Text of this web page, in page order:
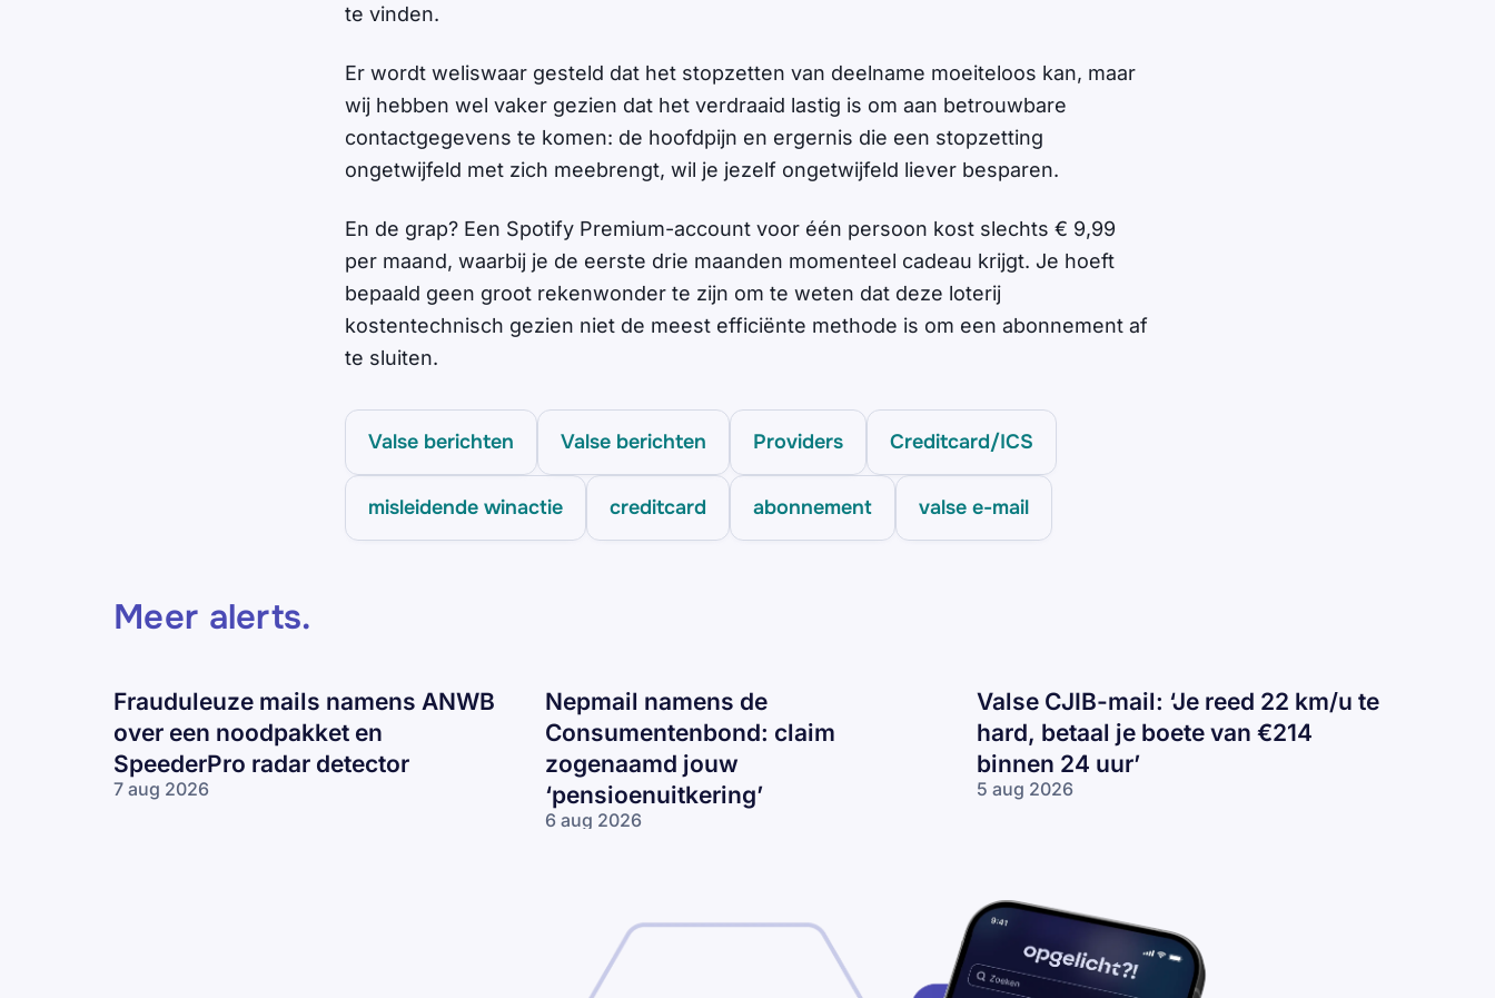
te vinden.
Er wordt weliswaar gesteld dat het stopzetten van deelname moeiteloos kan, maar
wij hebben wel vaker gezien dat het verdraaid lastig is om aan betrouwbare
contactgegevens te komen: de hoofdpijn en ergernis die een stopzetting
ongetwijfeld met zich meebrengt, wil je jezelf ongetwijfeld liever besparen.
En de grap? Een Spotify Premium-account voor één persoon kost slechts € 9,99
per maand, waarbij je de eerste drie maanden momenteel cadeau krijgt. Je hoeft
bepaald geen groot rekenwonder te zijn om te weten dat deze loterij
kostentechnisch gezien niet de meest efficiënte methode is om een abonnement af
te sluiten.
Valse berichten Valse berichten Providers Creditcard/ICS
misleidende winactie creditcard abonnement valse e-mail
Meer alerts.
Frauduleuze mails namens ANWB
over een noodpakket en
SpeederPro radar detector
7 aug 2026
Frauduleuze
Nepmail namens de
Consumentenbond: claim
zogenaamd jouw
‘pensioenuitkering’
6 aug 2026
‘pensioenuitkering’
Valse CJIB-mail: ‘Je reed 22 km/u te
hard, betaal je boete van €214
binnen 24 uur’
5 aug 2026
Valse
reed
22
te
hard,